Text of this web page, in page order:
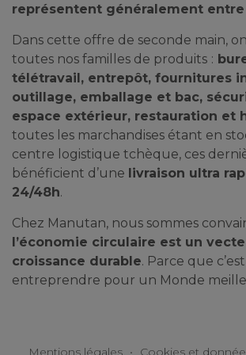
représentent généralement entre
Dans cette offre de seconde main,
toutes nos familles de produits :
télétravail, entrepôt, fournitures
outillage, emballage et bac,
espace extérieur, restauration et
toutes les marchandises étant en
centre logistique tchèque, ces
bénéficient d’une livraison ultra
24/48h.
Chez Manutan, nous sommes
l’économie circulaire est un
croissance durable. Parce que
entreprendre pour un Monde
Mentions légales • Cookies et